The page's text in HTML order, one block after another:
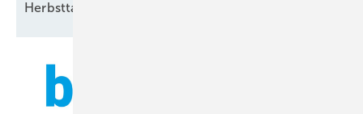
Herbsttagung bei